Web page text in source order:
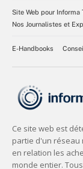
Site Web pour Informa
Nos Journalistes et
E-Handbooks